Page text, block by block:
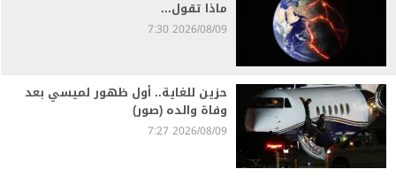
ماذا تقول...
2026/08/09 7:30
حزين للغاية.. أول ظهور لميسي بعد
وفاة والده (صور)
2026/08/09 7:27